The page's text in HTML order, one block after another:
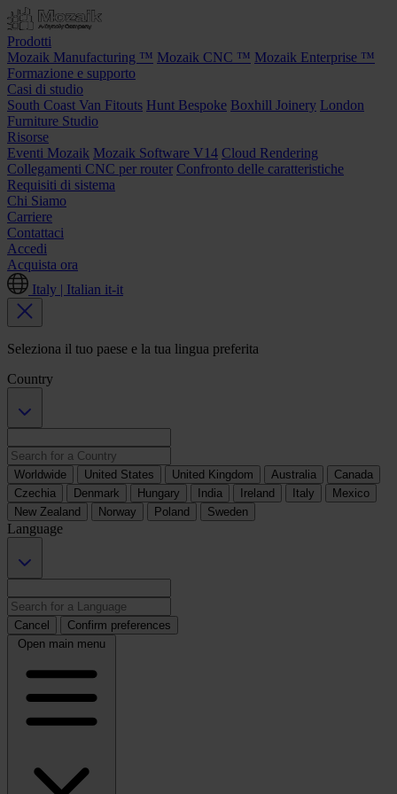
Prodotti
Mozaik Manufacturing ™ Mozaik CNC ™ Mozaik Enterprise ™
Formazione e supporto
Casi di studio
South Coast Van Fitouts Hunt Bespoke Boxhill Joinery London
Furniture Studio
Risorse
Eventi Mozaik Mozaik Software V14 Cloud Rendering
Collegamenti CNC per router Confronto delle caratteristiche
Requisiti di sistema
Chi Siamo
Carriere
Contattaci
Accedi
Acquista ora
Italy | Italian it-it
Seleziona il tuo paese e la tua lingua preferita
Country
Worldwide United States United Kingdom Australia
Canada
Czechia
Denmark Hungary India Ireland Italy
Mexico
New Zealand
Norway Poland Sweden
Language
Cancel
Confirm preferences
Open main menu